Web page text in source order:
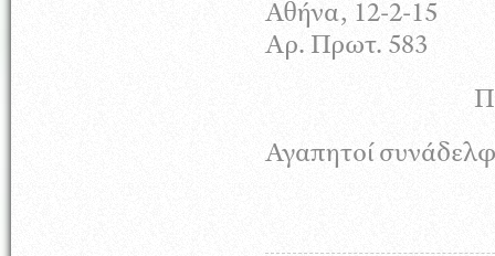
Αθήνα, 12-2-15
Αρ. Πρωτ. 583
Αγαπητοί